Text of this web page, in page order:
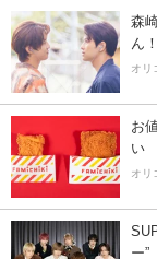
森
ん！
オリ
お
い
オリ
ー”